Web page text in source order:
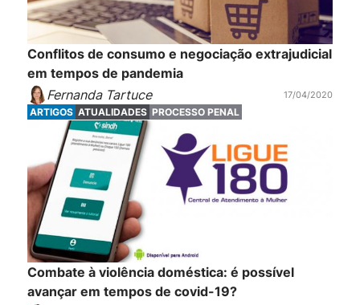
Conflitos de consumo e negociação extrajudicial
em tempos de pandemia
Fernanda Tartuce
17/04/2020
ARTIGOS ATUALIDADES PROCESSO PENAL
Combate à violência doméstica: é possível
avançar em tempos de covid-19?